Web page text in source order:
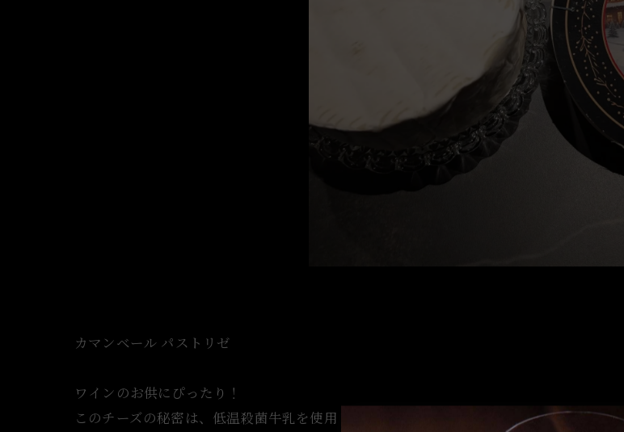
カマンベール パストリゼ
ワインのお供にぴったり！
このチーズの秘密は、低温殺菌牛乳を使用していること。じっくりと仕上げられたその